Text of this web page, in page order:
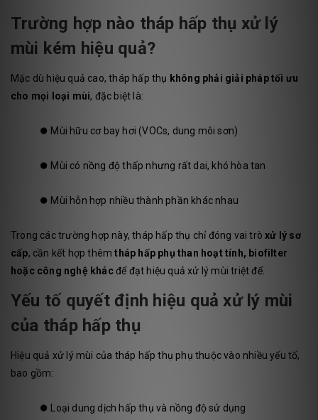
Trường hợp nào tháp hấp thụ xử lý
mùi kém hiệu quả?
Mặc dù hiệu quả cao, tháp hấp thụ không phải giải pháp tối ưu
cho mọi loại mùi, đặc biệt là:
⏺️ Mùi hữu cơ bay hơi (VOCs, dung môi sơn)
⏺️ Mùi có nồng độ thấp nhưng rất dai, khó hòa tan
⏺️ Mùi hỗn hợp nhiều thành phần khác nhau
Trong các trường hợp này, tháp hấp thụ chỉ đóng vai tròxử lý sơ
cấp, cần kết hợp thêmtháp hấp phụ than hoạt tính, biofilter
hoặc công nghệ khácđể đạt hiệu quả xử lý mùi triệt để.
Yếu tố quyết định hiệu quả xử lý mùi
của tháp hấp thụ
Hiệu quả xử lý mùi của tháp hấp thụ phụ thuộc vào nhiều yếu tố,
bao gồm:
⏺️ Loại dung dịch hấp thụ và nồng độ sử dụng